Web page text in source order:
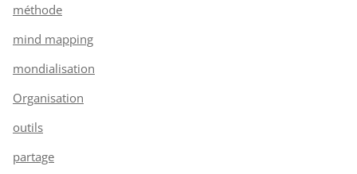
méthode
mind mapping
mondialisation
Organisation
outils
partage